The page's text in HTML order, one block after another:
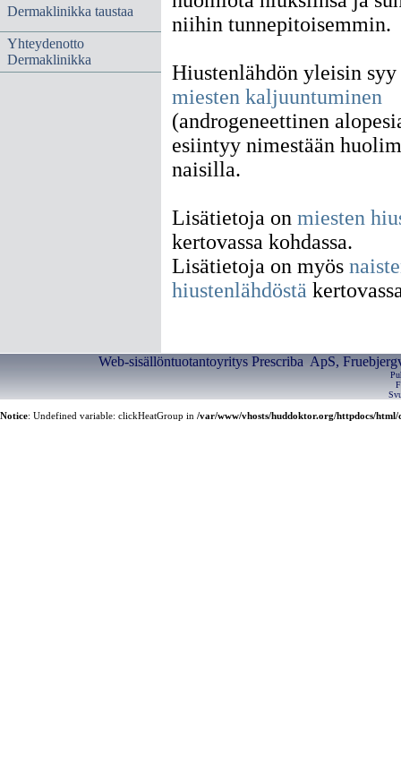
Dermaklinikka taustaa
Yhteydenotto
Dermaklinikka
niihin tunnepitoisemmin.
Hiustenlähdön yleisin
miesten kaljuuntuminen
(androgeneettinen
esiintyy nimestään
naisilla.
Lisätietoja on miesten
kertovassa kohdassa.
Lisätietoja on myös
hiustenlähdöstä
Web-sisällöntuotantoyritys Prescriba ApS,
Notice: Undefined variable: clickHeatGroup in /var/www/vhosts/huddoktor.org/httpdocs/